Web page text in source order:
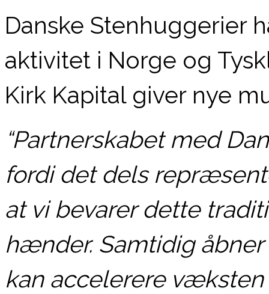
Danske Stenhuggerier
aktivitet i Norge og
Kirk Kapital giver nye
“Partnerskabet med
fordi det dels
at vi bevarer dette
hænder. Samtidig
kan accelerere